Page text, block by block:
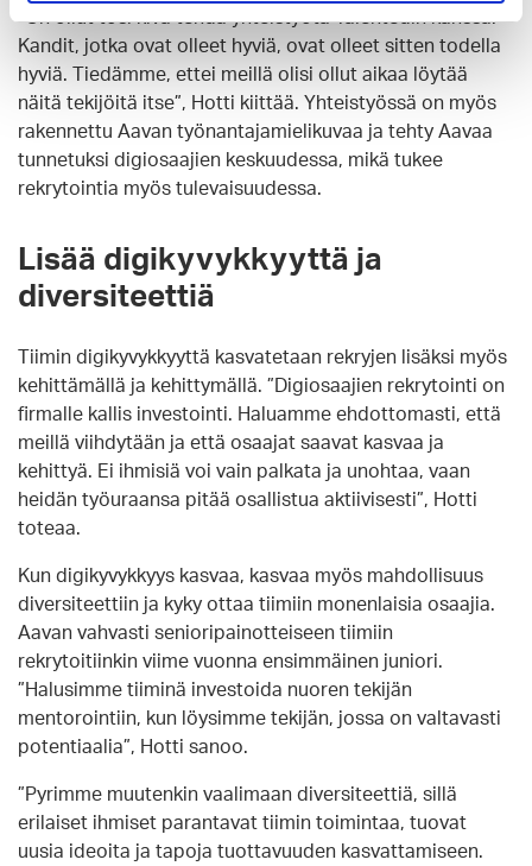
”On ollut tosi kiva tehdä yhteistyötä Talentedin kanssa.
Kandit, jotka ovat olleet hyviä, ovat olleet sitten todella
hyviä. Tiedämme, ettei meillä olisi ollut aikaa löytää
näitä tekijöitä itse”, Hotti kiittää. Yhteistyössä on myös
rakennettu Aavan työnantajamielikuvaa ja tehty Aavaa
tunnetuksi digiosaajien keskuudessa, mikä tukee
rekrytointia myös tulevaisuudessa.
Lisää digikyvykkyyttä ja
diversiteettiä
Tiimin digikyvykkyyttä kasvatetaan rekryjen lisäksi myös
kehittämällä ja kehittymällä. ”Digiosaajien rekrytointi on
firmalle kallis investointi. Haluamme ehdottomasti, että
meillä viihdytään ja että osaajat saavat kasvaa ja
kehittyä. Ei ihmisiä voi vain palkata ja unohtaa, vaan
heidän työuraansa pitää osallistua aktiivisesti”, Hotti
toteaa.
Kun digikyvykkyys kasvaa, kasvaa myös mahdollisuus
diversiteettiin ja kyky ottaa tiimiin monenlaisia osaajia.
Aavan vahvasti senioripainotteiseen tiimiin
rekrytoitiinkin viime vuonna ensimmäinen juniori.
”Halusimme tiiminä investoida nuoren tekijän
mentorointiin, kun löysimme tekijän, jossa on valtavasti
potentiaalia”, Hotti sanoo.
”Pyrimme muutenkin vaalimaan diversiteettiä, sillä
erilaiset ihmiset parantavat tiimin toimintaa, tuovat
uusia ideoita ja tapoja tuottavuuden kasvattamiseen.